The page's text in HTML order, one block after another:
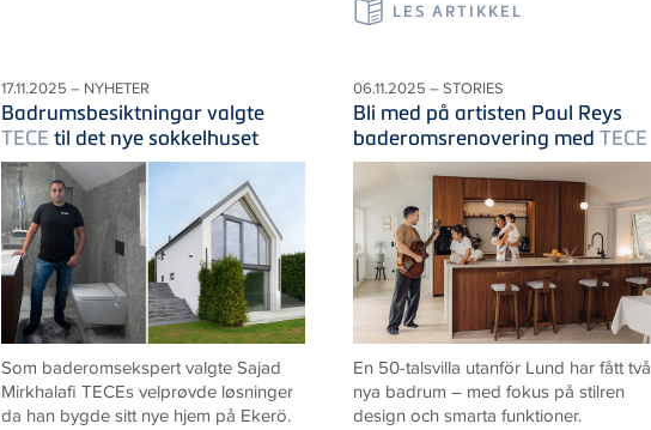
LES ARTIKKEL
17.11.2025 – NYHETER
Badrumsbesiktningar valgte
TECE til det nye sokkelhuset
Som baderomsekspert valgte Sajad
Mirkhalafi TECEs velprøvde løsninger
da han bygde sitt nye hjem på Ekerö.
06.11.2025 – STORIES
Bli med på artisten Paul Reys
baderomsrenovering medTECE
En 50-talsvilla utanför Lund har fått två
nya badrum – med fokus på stilren
design och smarta funktioner.